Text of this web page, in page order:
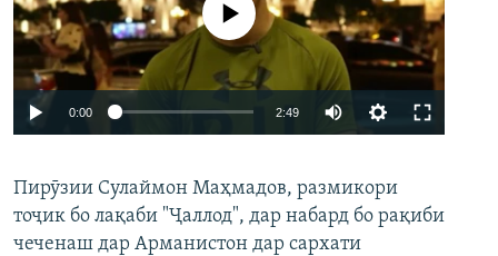
Auto 240p 360p 480p
Феълан кор намекунад
0:00 2:49
360p
480p
Пирӯзии Сулаймон Маҳмадов, размикори
тоҷик бо лақаби "Ҷаллод", дар набард бо рақиби
чеченаш дар Арманистон дар сархати